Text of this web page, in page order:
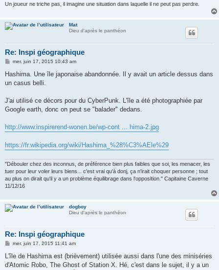
Un joueur ne triche pas, il imagine une situation dans laquelle il ne peut pas perdre.
Mat
Dieu d'après le panthéon
Re: Inspi géographique
M
s
a
mer. juin 17, 2015 10:43 am
Hashima. Une île japonaise abandonnée. Il y avait un article dessus dans
un casus belli.
J'ai utilisé ce décors pour du CyberPunk. L'île a été photographiée par
Google earth, donc on peut se "balader" dedans.
http://www.inspirerend-wonen.be/wp-cont ... hima-2.jpg
https://fr.wikipedia.org/wiki/Hashima_%28%C3%AEle%29
"Débouler chez des inconnus, de préférence bien plus faibles que soi, les menacer, les
tuer pour leur voler leurs biens... c'est vrai qu'à donj, ça n'irait choquer personne ; tout
au plus on dirait qu'il y a un problème équilibrage dans l'opposition." Capitaine Caverne
11/12/16
dogboy
Dieu d'après le panthéon
Re: Inspi géographique
M
s
a
mer. juin 17, 2015 11:41 am
L'île de Hashima est (brièvement) utilisée aussi dans l'une des miniséries
d'Atomic Robo, The Ghost of Station X. Hé, c'est dans le sujet, il y a un